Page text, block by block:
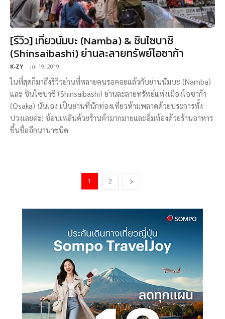
[รีวิว] เที่ยวนัมบะ (Namba) & ชินไซบาชิ
(Shinsaibashi) ย่านละลายทรัพย์โอซาก้า
K-ZY - Jul 19, 2019
ในที่สุดก็มาถึงรีวิวย่านที่หลายคนรอคอยแล้วกับย่านนัมบะ (Namba)
และ ชินไซบาชิ (Shinsaibashi) ย่านละลายทรัพย์แห่งเมืองโอซาก้า
(Osaka) นั่นเอง เป็นย่านที่นักท่องเที่ยวห้ามพลาดด้วยประการทั้ง
ปวงเลยค่ะ! ช้อปเพลินด้วยร้านค้ามากมายและอิ่มท้องด้วยร้านอาหาร
ขึ้นชื่ออีกนานาชนิด
1 2